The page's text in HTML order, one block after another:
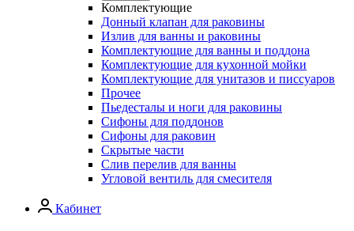
Комплектующие
Донный клапан для раковины
Излив для ванны и раковины
Комплектующие для ванны и поддона
Комплектующие для кухонной мойки
Комплектующие для унитазов и писсуаров
Прочее
Пьедесталы и ноги для раковины
Сифоны для поддонов
Сифоны для раковин
Скрытые части
Слив перелив для ванны
Угловой вентиль для смесителя
Кабинет